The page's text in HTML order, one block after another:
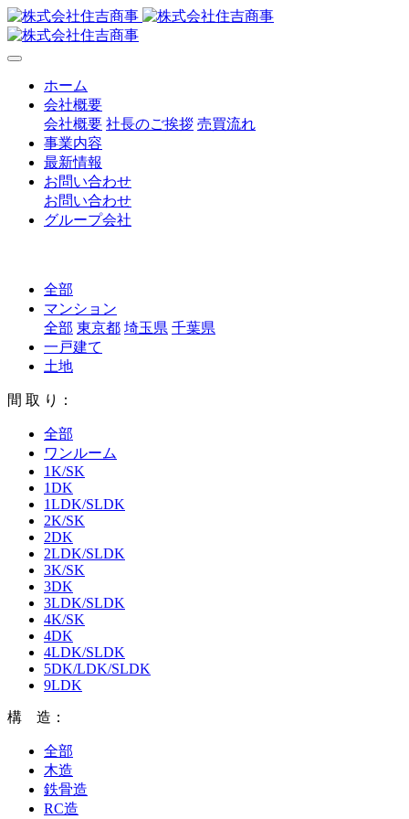
ホーム
会社概要
会社概要 社長のご挨拶 売買流れ
事業内容
最新情報
お問い合わせ
お問い合わせ
グループ会社
全部
マンション
全部 東京都 埼玉県 千葉県
一戸建て
土地
間 取 り：
全部
ワンルーム
1K/SK
1DK
1LDK/SLDK
2K/SK
2DK
2LDK/SLDK
3K/SK
3DK
3LDK/SLDK
4K/SK
4DK
4LDK/SLDK
5DK/LDK/SLDK
9LDK
構 造：
全部
木造
鉄骨造
RC造